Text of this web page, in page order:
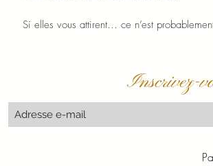
Si elles vous attirent… ce n’est
Inscrivez-